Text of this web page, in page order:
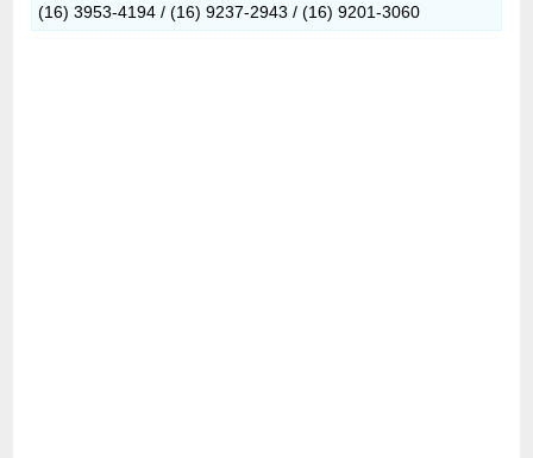
(16) 3953-4194 / (16) 9237-2943 / (16) 9201-3060